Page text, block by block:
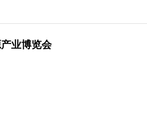
业博览会